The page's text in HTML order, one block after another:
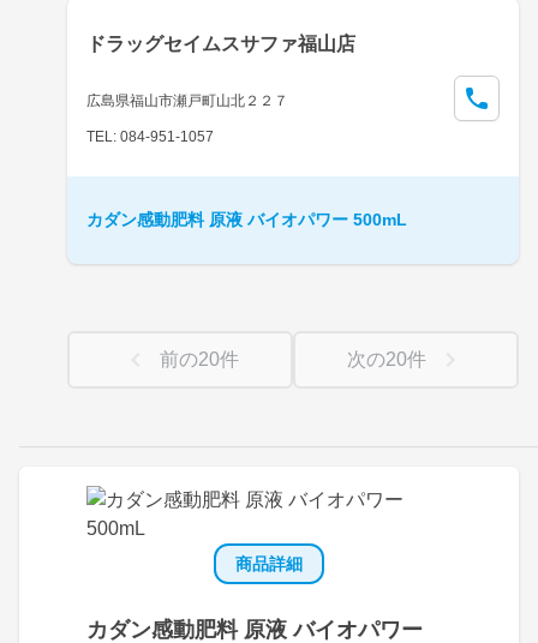
取扱店検索はこちら
商品詳細
カダン感動肥料 原液 バイオパワー
ドラッグセイムスサファ福山店
広島県福山市瀬戸町山北２２７
TEL: 084-951-1057
カダン感動肥料 原液 バイオパワー 500mL
前の20件 次の20件